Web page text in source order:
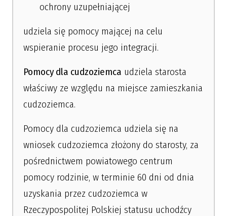
ochrony uzupełniającej
udziela się pomocy mającej na celu
wspieranie procesu jego integracji.
Pomocy dla cudzoziemca udziela starosta
właściwy ze względu na miejsce zamieszkania
cudzoziemca.
Pomocy dla cudzoziemca udziela się na
wniosek cudzoziemca złożony do starosty, za
pośrednictwem powiatowego centrum
pomocy rodzinie, w terminie 60 dni od dnia
uzyskania przez cudzoziemca w
Rzeczypospolitej Polskiej statusu uchodźcy